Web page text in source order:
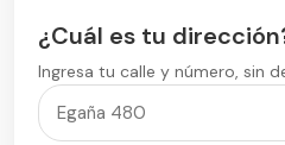
¿Cuál es tu
Ingresa tu calle y número, sin